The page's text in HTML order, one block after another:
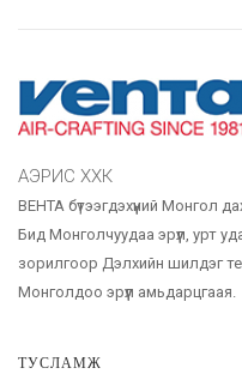
АЭРИС ХХК
ВЕНТА бүтээгдэхүүний Монгол
Бид Монголчуудаа эрүүл, урт
зорилгоор Дэлхийн шилдэг
Монголдоо эрүүл амьдарцгаая.
ТУСЛАМЖ